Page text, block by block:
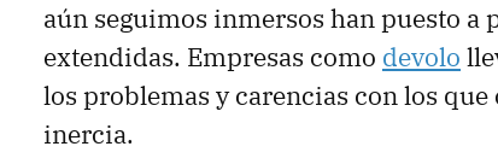
aún seguimos inmersos han puesto a
extendidas. Empresas como devolo
los problemas y carencias con los
inercia.